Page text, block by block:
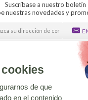
Suscríbase a nuestro boletín
nuestras novedades y
Sección
El blog